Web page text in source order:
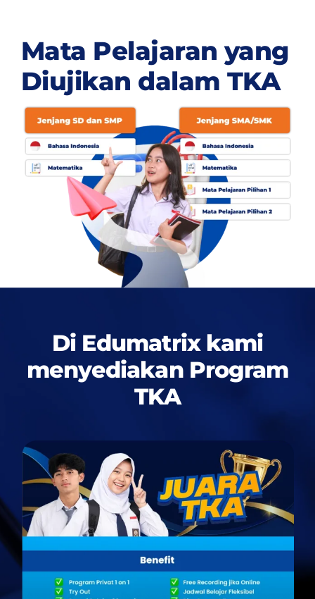
Mata Pelajaran yang
Diujikan dalam TKA
Di Edumatrix kami
menyediakan Program
TKA